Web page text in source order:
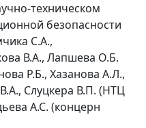
техническом
безопасности
С.А.,
В.А., Лапшева О.Б.
Р.Б., Хазанова А.Л.,
Слуцкера В.П. (НТЦ
А.С. (концерн